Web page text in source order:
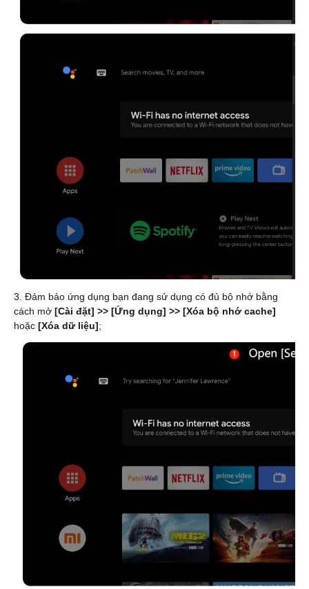
3. Đảm bảo ứng dụng bạn đang sử dụng có đủ bộ nhớ bằng
cách mở [Cài đặt] >> [Ứng dụng] >> [Xóa bộ nhớ cache]
hoặc [Xóa dữ liệu];